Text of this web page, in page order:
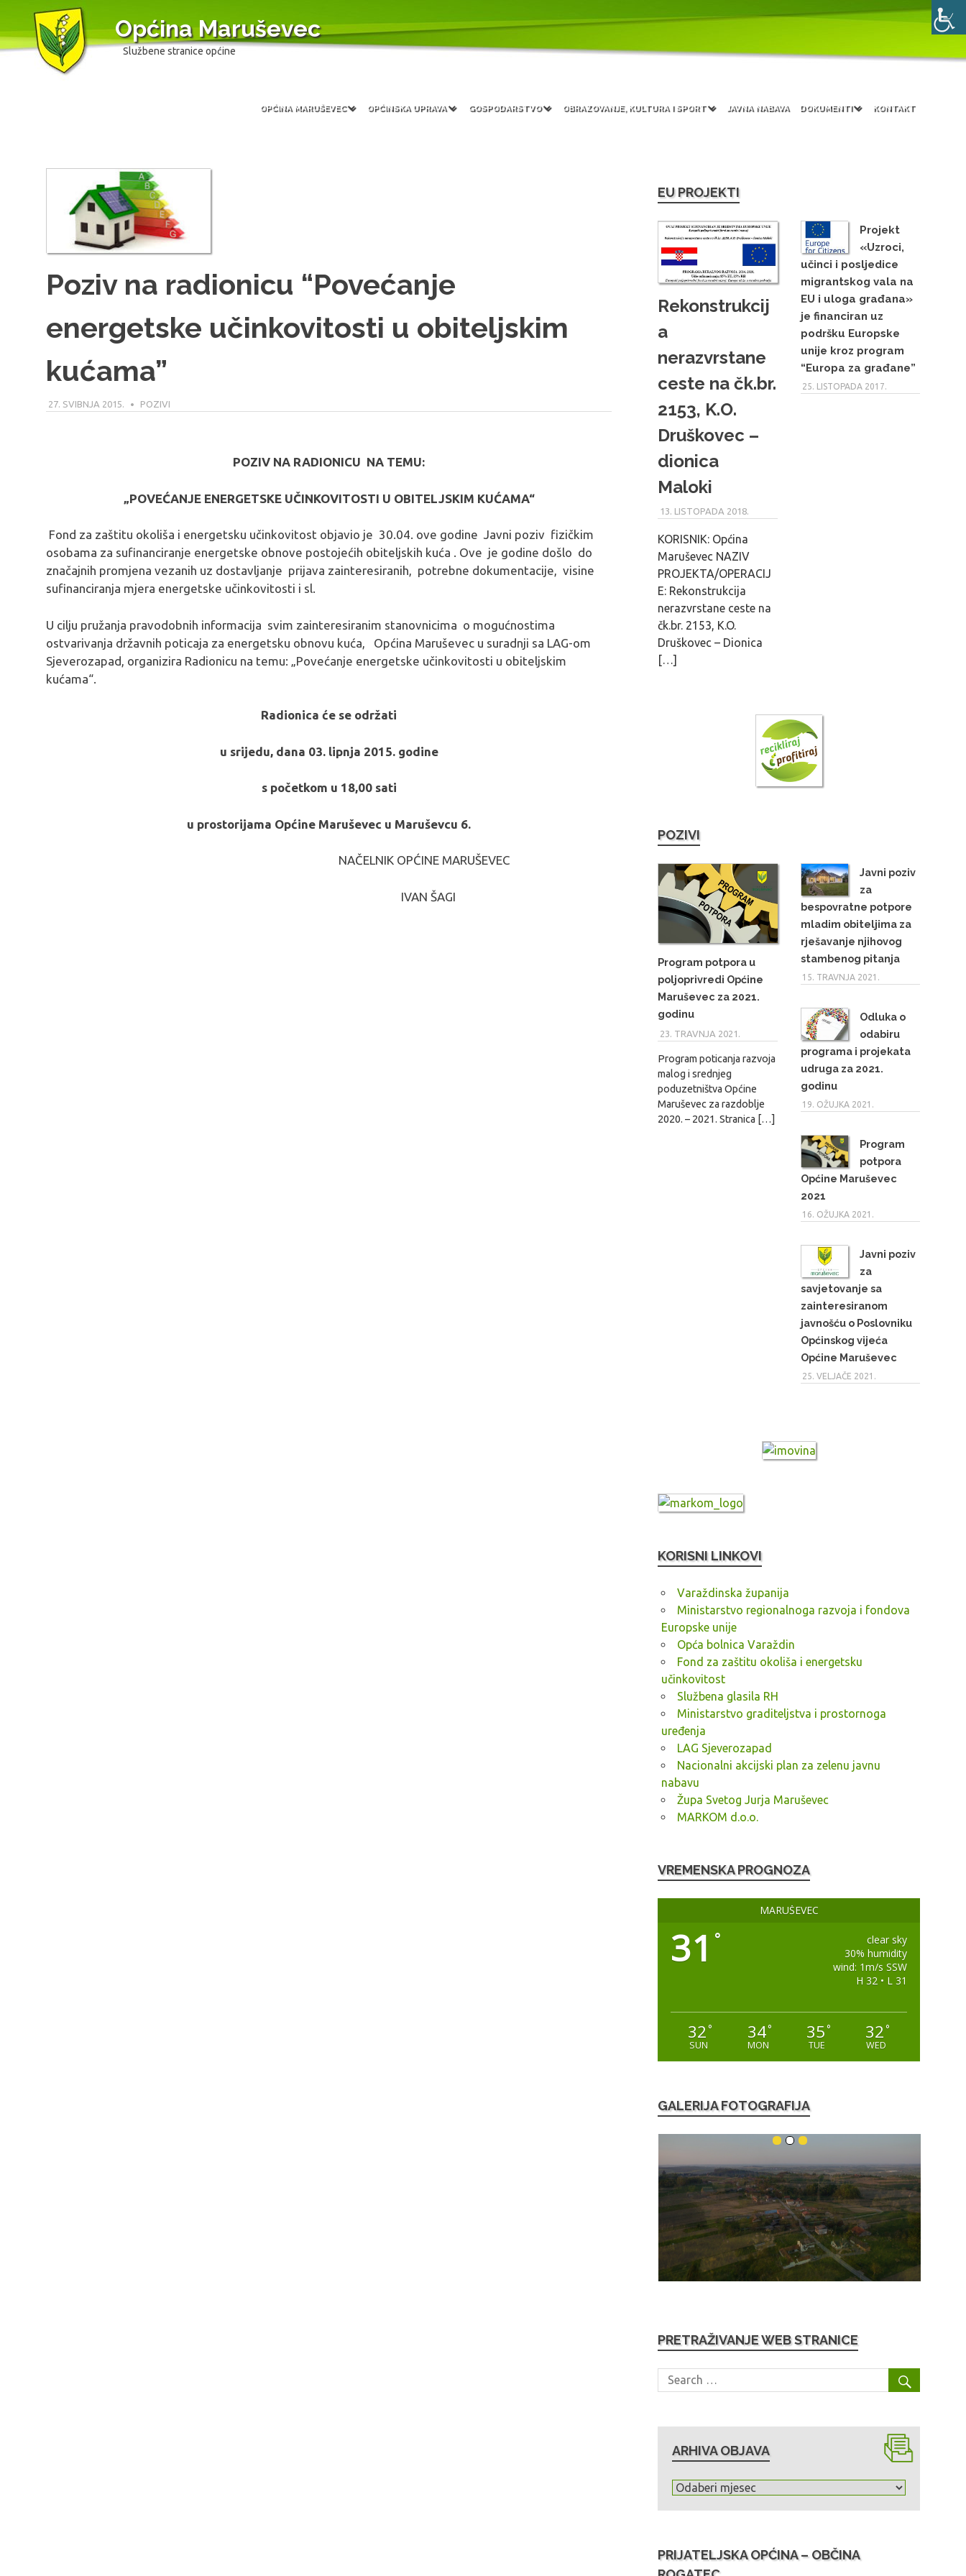
Općina Maruševec
Službene stranice općine
OPĆINA MARUŠEVEC OPĆINSKA UPRAVA GOSPODARSTVO OBRAZOVANJE, KULTURA I SPORT JAVNA NABAVA DOKUMENTI KONTAKT
Poziv na radionicu “Povećanje
energetske učinkovitosti u obiteljskim
kućama”
27. SVIBNJA 2015. MODERATOR
POZIVI
POZIV NA RADIONICU NA TEMU:
„POVEĆANJE ENERGETSKE UČINKOVITOSTI U OBITELJSKIM KUĆAMA“
Fond za zaštitu okoliša i energetsku učinkovitost objavio je 30.04. ove godine Javni poziv fizičkim
osobama za sufinanciranje energetske obnove postojećih obiteljskih kuća . Ove je godine došlo do
značajnih promjena vezanih uz dostavljanje prijava zainteresiranih, potrebne dokumentacije, visine
sufinanciranja mjera energetske učinkovitosti i sl.
U cilju pružanja pravodobnih informacija svim zainteresiranim stanovnicima o mogućnostima
ostvarivanja državnih poticaja za energetsku obnovu kuća, Općina Maruševec u suradnji sa LAG-om
Sjeverozapad, organizira Radionicu na temu: „Povećanje energetske učinkovitosti u obiteljskim
kućama“.
Radionica će se održati
u srijedu, dana 03. lipnja 2015. godine
s početkom u 18,00 sati
u prostorijama Općine Maruševec u Maruševcu 6.
NAČELNIK OPĆINE MARUŠEVEC
IVAN ŠAGI
EU PROJEKTI
Rekonstrukcij
a
nerazvrstane
ceste na čk.br.
2153, K.O.
Druškovec –
dionica
Maloki
13. LISTOPADA 2018.
KORISNIK: Općina
Maruševec NAZIV
PROJEKTA/OPERACIJ
E: Rekonstrukcija
nerazvrstane ceste na
čk.br. 2153, K.O.
Druškovec – Dionica
[…]
Projekt
«Uzroci,
učinci i posljedice
migrantskog vala na
EU i uloga građana»
je financiran uz
podršku Europske
unije kroz program
“Europa za građane”
25. LISTOPADA 2017.
POZIVI
Program potpora u
poljoprivredi Općine
Maruševec za 2021.
godinu
23. TRAVNJA 2021.
Program poticanja razvoja
malog i srednjeg
poduzetništva Općine
Maruševec za razdoblje
2020. – 2021. Stranica […]
Javni poziv
za
bespovratne potpore
mladim obiteljima za
rješavanje njihovog
stambenog pitanja
15. TRAVNJA 2021.
Odluka o
odabiru
programa i projekata
udruga za 2021.
godinu
19. OŽUJKA 2021.
Program
potpora
Općine Maruševec
2021
16. OŽUJKA 2021.
Javni poziv
za
savjetovanje sa
zainteresiranom
javnošću o Poslovniku
Općinskog vijeća
Općine Maruševec
25. VELJAČE 2021.
KORISNI LINKOVI
Varaždinska županija
Ministarstvo regionalnoga razvoja i fondova
Europske unije
Opća bolnica Varaždin
Fond za zaštitu okoliša i energetsku
učinkovitost
Službena glasila RH
Ministarstvo graditeljstva i prostornoga
uređenja
LAG Sjeverozapad
Nacionalni akcijski plan za zelenu javnu
nabavu
Župa Svetog Jurja Maruševec
MARKOM d.o.o.
VREMENSKA PROGNOZA
MARUŠEVEC
31 °
clear sky
30% humidity
wind: 1m/s SSW
H 32 • L 31
32°
SUN
34°
MON
35°
TUE
32°
WED
GALERIJA FOTOGRAFIJA
PRETRAŽIVANJE WEB STRANICE
ARHIVA OBJAVA
A
v
PRIJATELJSKA OPĆINA – OBČINA